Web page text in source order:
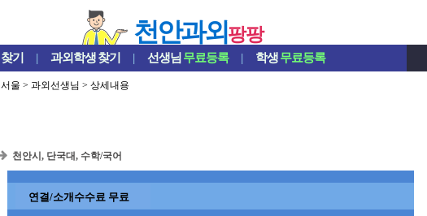
천안과외팡팡
찾기 | 과외학생찾기 | 선생님 무료등록 | 학생무료등록
서울 > 과외선생님 > 상세내용
천안시, 단국대, 수학/국어
연결/소개수수료 무료